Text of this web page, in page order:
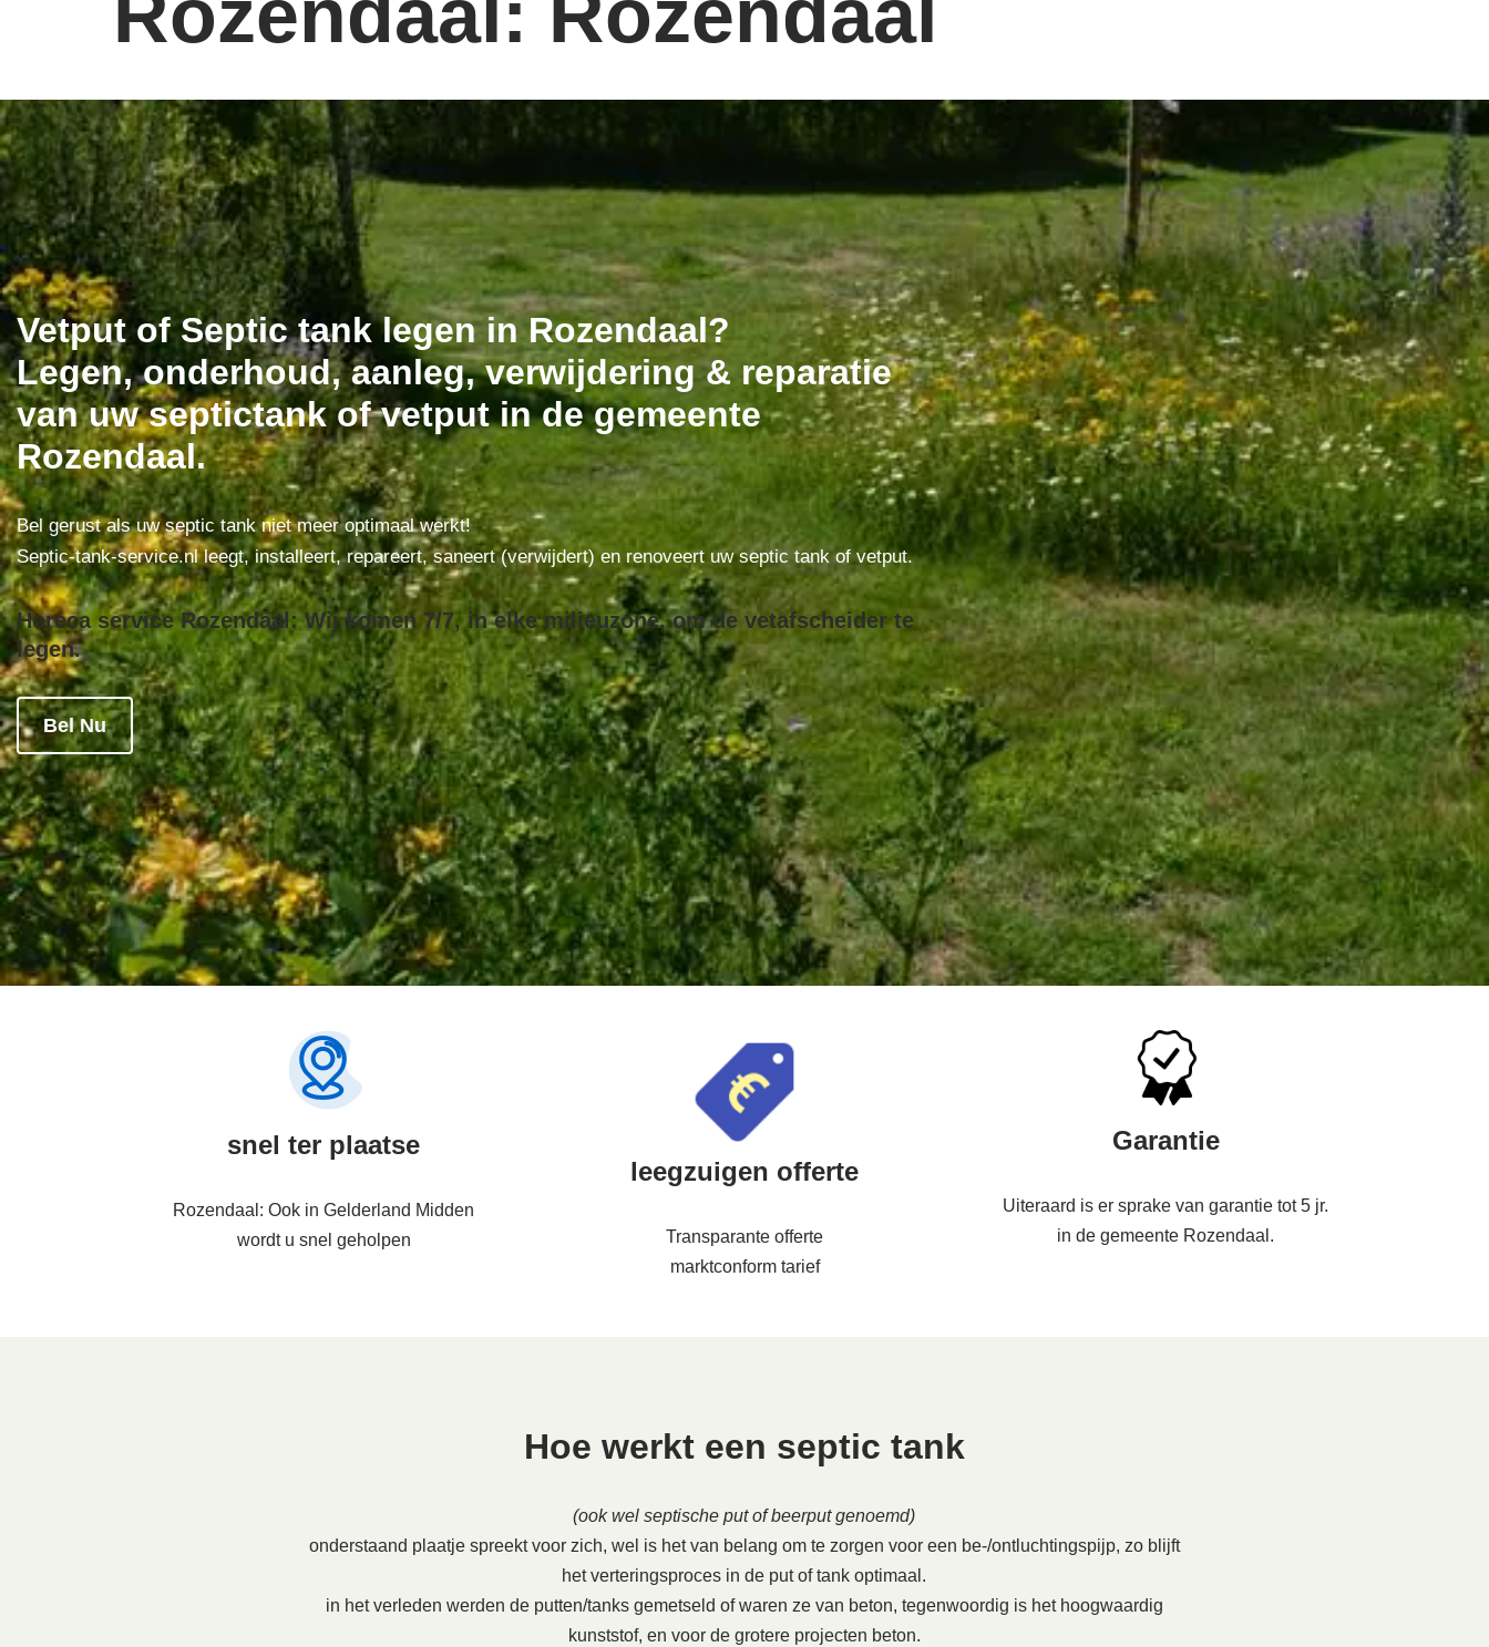
Vetput of Septic tank legen in Rozendaal?
Legen, onderhoud, aanleg, verwijdering & reparatie
van uw septictank of vetput in de gemeente
Rozendaal.
Bel gerust als uw septic tank niet meer optimaal werkt!
Septic-tank-service.nl leegt, installeert, repareert, saneert (verwijdert) en renoveert uw septic tank of vetput.
Horeca service Rozendaal: Wij komen 7/7, in elke milieuzone, om de vetafscheider te
legen.
Bel Nu
snel ter plaatse
Rozendaal: Ook in Gelderland Midden
wordt u snel geholpen
leegzuigen offerte
Transparante offerte
marktconform tarief
Garantie
Uiteraard is er sprake van garantie tot 5 jr.
in de gemeente Rozendaal.
Hoe werkt een septic tank
(ook wel septische put of beerput genoemd)
onderstaand plaatje spreekt voor zich, wel is het van belang om te zorgen voor een be-/ontluchtingspijp, zo blijft
het verteringsproces in de put of tank optimaal.
in het verleden werden de putten/tanks gemetseld of waren ze van beton, tegenwoordig is het hoogwaardig
kunststof, en voor de grotere projecten beton.